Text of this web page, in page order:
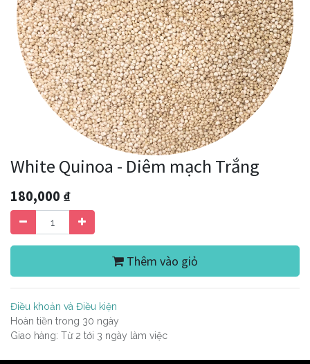
White Quinoa - Diêm mạch Trắng
180,000 ₫
Thêm vào giỏ
Điều khoản và Điều kiện
Hoàn tiền trong 30 ngày
Giao hàng: Từ 2 tới 3 ngày làm việc